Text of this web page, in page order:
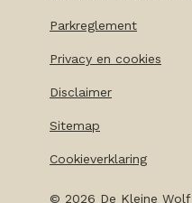
© 2026 De Kleine Wolf
Parkreglement
Privacy en cookies
Disclaimer
Sitemap
Cookieverklaring